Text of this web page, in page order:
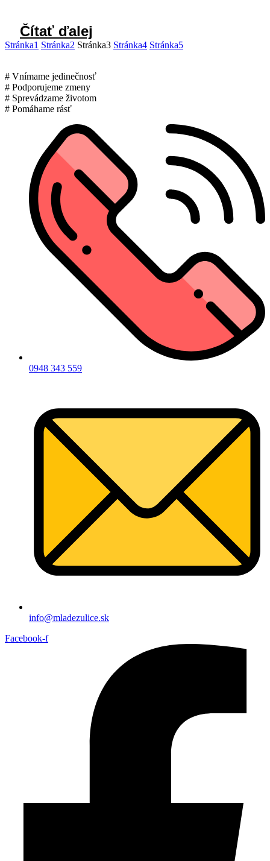
Čítať ďalej
Stránka1 Stránka2 Stránka3 Stránka4 Stránka5
# Vnímame jedinečnosť
# Podporujeme zmeny
# Sprevádzame životom
# Pomáhame rásť
0948 343 559
info@mladezulice.sk
Facebook-f